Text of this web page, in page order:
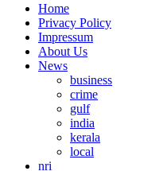
Home
Privacy Policy
Impressum
About Us
News
business
crime
gulf
india
kerala
local
nri